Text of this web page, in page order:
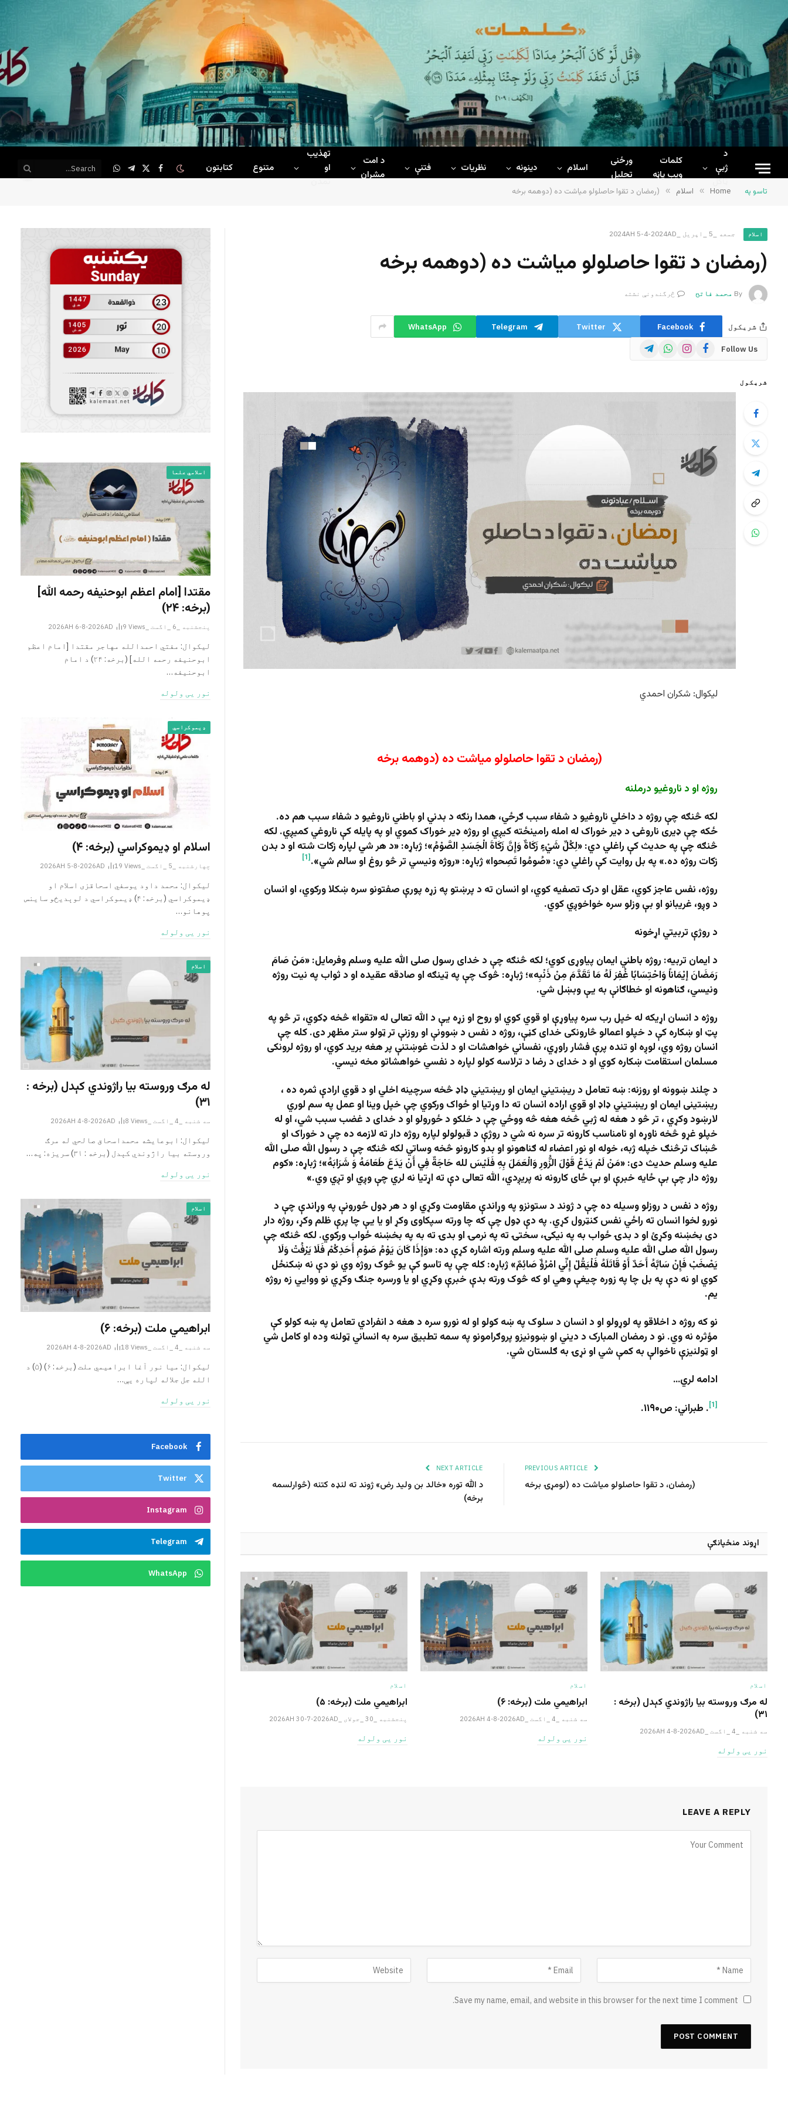
د
ژبې
ټاکل
کلمات
ويب پاڼه
ورځنی
تحلیل
اسلام دینونه نظریات فتنې
د امت
مشران
تهذیب
او
تمدن
متنوع کتابتون Facebook
X
Telegram
WhatsApp
تاسو په Home
» اسلام » (رمضان د تقوا حاصلولو مياشت ده (دوهمه برخه
اسلام جمعه _5 _اپریل _2024AH 5-4-2024AD
(رمضان د تقوا حاصلولو مياشت ده (دوهمه برخه
By محمد فاتح څرگندونې نشته
شریکول Facebook
Twitter
Telegram
WhatsApp
Follow Us
Facebook
Instagram
WhatsApp
Telegram
شریکول
لیکوال: شکران احمدي
(رمضان د تقوا حاصلولو مياشت ده (دوهمه برخه
روژه او د ناروغیو درملنه
لکه څنګه چې روژه د داخلي ناروغيو د شفاء سبب ګرځي، همدا رنګه د بدني او باطني ناروغيو د شفاء سبب هم ده.
ځکه چې ډیری ناروغۍ د ډیر خوراک له امله رامینځته کیږي او روژه ډیر خوراک کموي او په پایله کې ناروغي کمیږي. لکه
څنګه چې په حدیث کې راغلي دي: «لِكُلِّ شَيْءٍ زَكَاةٌ وَإِنَّ زَكَاةَ الْجَسَدِ الصَّوْمُ»؛ ژباړه: «د هر شي لپاره زکات شته او د بدن
زکات روژه ده.» په بل روایت کې راغلي دي: «صُومُوا تَصِحوا» ژباړه: «روژه ونيسي تر څو روغ او سالم شي».[1]
روژه، نفس عاجز کوي، عقل او درک تصفیه کوي، او انسان ته د پرښتو په زړه پورې صفتونو سره ښکلا ورکوي، او انسان
د وږو، غریبانو او بې وزلو سره خواخوږي کوي.
د روژې تربيتي اړخونه
د ایمان تربيه: روژه باطني ایمان پیاوړی کوي؛ لکه څنګه چې د خدای رسول صلی الله عليه وسلم وفرمایل: «مَنْ صَامَ
رَمَضَانَ إيْمَاناً وَاحْتِسَابًا غُفِرَ لَهُ مَا تَقَدَّمَ مِنْ ذَنْبِه»؛ ژباړه: څوک چې په ټينګه او صادقه عقیده او د ثواب په نیت روژه
ونیسي، ګناهونه او خطاګانې به یې وبښل شي.
روژه د انسان اړیکه له خپل رب سره پیاوړې او قوي کوي او روح او زړه یې د الله تعالی له «تقوا» څخه ډکوي، تر څو په
پټ او ښکاره کې د خپلو اعمالو څارونکی خدای کڼې، روژه د نفس د ښوونې او روزنې تر ټولو ستر مظهر دی. کله چې
انسان روژه وي، لوږه او تنده پرې فشار راوړي، نفساني خواهشات او د لذت غوښتنې پر هغه برید کوي، او روژه لرونکی
مسلمان استقامت ښکاره کوي او د خدای د رضا د ترلاسه کولو لپاره د نفسي خواهشاتو مخه نیسي.
د چلند ښوونه او روزنه: ښه تعامل د ریښتیني ایمان او ریښتیني ډاډ څخه سرچینه اخلي او د قوي ارادې ثمره ده ،
ریښتینی ایمان او ریښتیني ډاډ او قوي اراده انسان ته دا وړتیا او ځواک ورکوي چې خپل وینا او عمل په سم لوري
لارښود وکړي ، تر څو د هغه له ژبي څخه هغه څه ووځي چې د خلکو د ځورولو او د خدای د غضب سبب شي، او له
خپلو غړو څخه ناوړه او نامناسب کارونه تر سره نه شي د روژې د قبولولو لپاره روژه دار ته لازمه ده چې د خوراک او
څښاک ترڅنګ خپله ژبه، خوله او نور اعضاء له ګناهونو او بدو کارونو څخه وساتي لکه څنګه چې د رسول الله صلی الله
علیه وسلم حدیث دی: «مَنْ لَمْ يَدَعْ قَوْلَ الزُّورِ وَالْعَمَلَ بِهِ فَلَيْسَ لله حَاجَةٌ فِي أَنْ يَدَعَ طَعَامَهُ وَ شَرَابَهُ»؛ ژباړه: «کوم
روژه دار چې بې ځایه خبرې او بې ځای کارونه نه پریږدي، الله تعالی دې ته اړتیا نه لري چې وږي او تږي وي.»
روژه د نفس د روزلو وسیله ده چې د ژوند د ستونزو په وړاندې مقاومت وکړي او د هر ډول ځورونې په وړاندې چې د
نورو لخوا انسان ته راځي نفس کنټرول کړي. په دې ډول چې که چا ورته سپکاوی وکړ او یا یې چا پرې ظلم وکړ، روژه دار
دی بخښنه وکړئ او د بدۍ ځواب به په نیکۍ، سختۍ ته په نرمۍ او بدۍ ته به په بخښنه ځواب ورکوي. لکه څنګه چې
رسول الله صلی الله علیه وسلم صلی الله عليه وسلم ورته اشاره کړې ده: «وَإِذَا كَانَ يَوْمُ صَوْمِ أَحَدِكُمْ فَلَا يَرْفُتْ وَلَا
يَصْخَبْ فَإِنْ سَابَّهُ أَحَدٌ أَوْ قَاتَلَهُ فَلْيَقُلْ إِنِّي امْرُؤٌ صَائِمٌ» ژباړه: کله چې په تاسو کې یو څوک روژه وي نو دې نه ښکنځل
کوي او نه دې په بل چا په زوره چیغې وهي او که څوک ورته بدې خبرې وکړي او یا ورسره جنګ وکړي نو ووایي زه روژه
یم.
نو که روژه د اخلاقو په لوړولو او د انسان د سلوک په ښه کولو او له نورو سره د هغه د انفرادي تعامل په ښه کولو کې
مؤثره نه وي. نو د رمضان المبارک د ديني او ښوونيزو پروګرامونو په سمه تطبيق سره به انساني ټولنه وده او کامل شي
او ټولنيزې ناخوالې به کمې شي او نړۍ به ګلستان شي.
ادامه لري…
[1] . طبراني: ص۱۱۹۰.
(رمضان، د تقوا حاصلولو مياشت ده (لومړۍ برخه
NEXT ARTICLE
د الله توره «خالد بن ولید رض» ژوند ته لنډه کتنه (څوارلسمه
برخه)
اړوند منځپانګې
اسلام
له مرګ وروسته بیا راژوندي کېدل (برخه :
۳۱)
سه شنبه _4 _اگست _2026AH 4-8-2026AD
نور یی ولوله
اسلام
ابراهيمي ملت (برخه: ۶)
سه شنبه _4 _اگست _2026AH 4-8-2026AD
نور یی ولوله
اسلام
ابراهيمي ملت (برخه: ۵)
پنجشنبه _30 _جولای _2026AH 30-7-2026AD
نور یی ولوله
LEAVE A REPLY
Save my name, email, and website in this browser for the next time I comment.
اسلامي علما
مقتدا [امام اعظم ابوحنیفه رحمه الله‎]
(برخه: ۲۴)
پنجشنبه _6 _اگست _2026AH 6-8-2026AD 9 Views
لیکوال: مفتي احمدالله مهاجر مقتدا [امام اعظم
ابوحنیفه رحمه الله‎] (برخه: ۲۴) د امام
ابوحنيفه…
نور یی ولوله
ډیموکراسي
اسلام او ډیموکراسي (برخه: ۴)
چهارشنبه _5 _اگست _2026AH 5-8-2026AD 19 Views
لیکوال: محمد داود یوسفي اسحاقزی اسلام او
ډیموکراسي (برخه: ۴) ډیموکراسي د لوېدیځو ساینس
پوهانو…
نور یی ولوله
اسلام
له مرګ وروسته بیا راژوندي کېدل (برخه :
۳۱)
سه شنبه _4 _اگست _2026AH 4-8-2026AD 8 Views
لیکوال: ابوعایشه محمداسحاق صالحي له مرګ
وروسته بیا راژوندي کېدل (برخه : ۳۱) سریزه: په…
نور یی ولوله
اسلام
ابراهيمي ملت (برخه: ۶)
سه شنبه _4 _اگست _2026AH 4-8-2026AD 18 Views
ليکوال: میا نور آغا ابراهيمي ملت (برخه: ۶) (۵) د
الله جل جلاله لپاره یې…
نور یی ولوله
Facebook
Twitter
Instagram
Telegram
WhatsApp